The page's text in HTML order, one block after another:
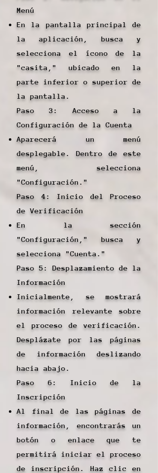
Menú
En la pantalla principal de
la aplicación, busca y
selecciona el ícono de la
"casita," ubicado en la
parte inferior o superior de
la pantalla.
Paso 3: Acceso a la
Configuración de la Cuenta
Aparecerá un menú
desplegable. Dentro de este
menú, selecciona
"Configuración."
Paso 4: Inicio del Proceso
de Verificación
En la sección
"Configuración," busca y
selecciona "Cuenta."
Paso 5: Desplazamiento de la
Información
Inicialmente, se mostrará
información relevante sobre
el proceso de verificación.
Desplázate por las páginas
de información deslizando
hacia abajo.
Paso 6: Inicio de la
Inscripción
Al final de las páginas de
información, encontrarás un
botón o enlace que te
permitirá iniciar el proceso
de inscripción. Haz clic en